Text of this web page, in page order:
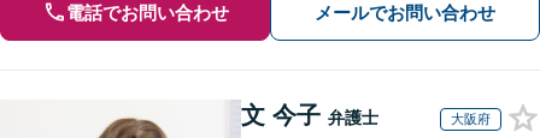
電話でお問い合わせ メールでお問い合わせ
文 今子 弁護士 大阪府